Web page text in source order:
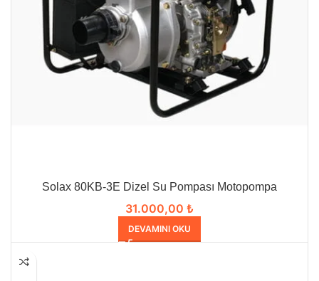
Solax 80KB-3E Dizel Su Pompası Motopompa
31.000,00 ₺
DEVAMINI OKU